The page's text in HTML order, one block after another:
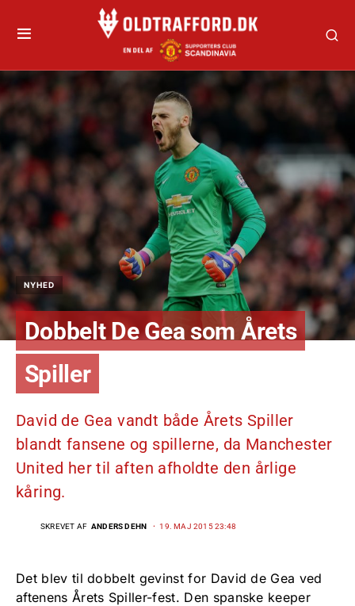
NYHED
Dobbelt De Gea som Årets
Spiller
David de Gea vandt både Årets Spiller
blandt fansene og spillerne, da Manchester
United her til aften afholdte den årlige
kåring.
SKREVET AF ANDERS DEHN 19. MAJ 2015 23:48
Det blev til dobbelt gevinst for David de Gea ved
aftenens Årets Spiller-fest. Den spanske keeper